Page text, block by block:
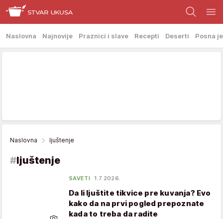
Naslovna Najnovije Praznici i slave Recepti Deserti Posna
Naslovna ljuštenje
#ljuštenje
SAVETI 1.7.2026.
Da li ljuštite tikvice pre kuvanja? Evo
kako da na prvi pogled prepoznate
kada to treba da radite